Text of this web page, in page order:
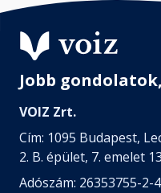
Jobb
VOIZ Zrt.
Cím: 1095 Budapest,
2. B. épület, 7. emelet
Adószám: 26353755-2-